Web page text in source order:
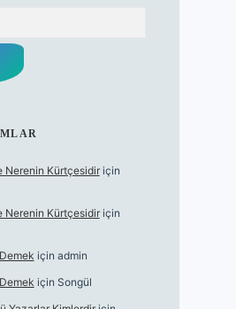
Nerenin Kürtçesidiriçin
Nerenin Kürtçesidiriçin
için admin
için Songül